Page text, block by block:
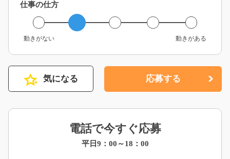
仕事の仕方
動きがない 動きがある
気になる 応募する
電話で今すぐ応募
平日9：00～18：00